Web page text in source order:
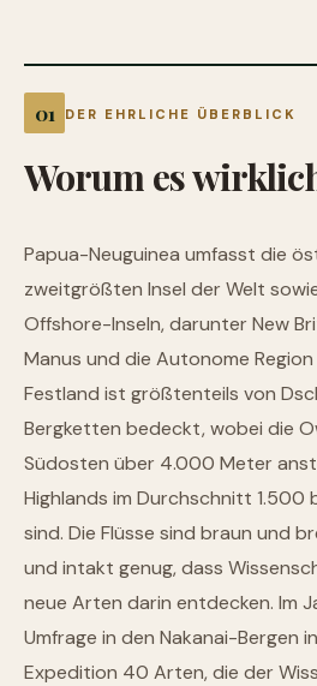
DER EHRLICHE ÜBERBLICK
Worum es
Papua-Neuguinea umfasst die
zweitgrößten Insel der Welt
Offshore-Inseln, darunter New
Manus und die Autonome Region
Festland ist größtenteils von
Bergketten bedeckt, wobei die
Südosten über 4.000 Meter
Highlands im Durchschnitt 1.500
sind. Die Flüsse sind braun und
und intakt genug, dass
neue Arten darin entdecken. Im
Umfrage in den Nakanai-Bergen
Expedition 40 Arten, die der